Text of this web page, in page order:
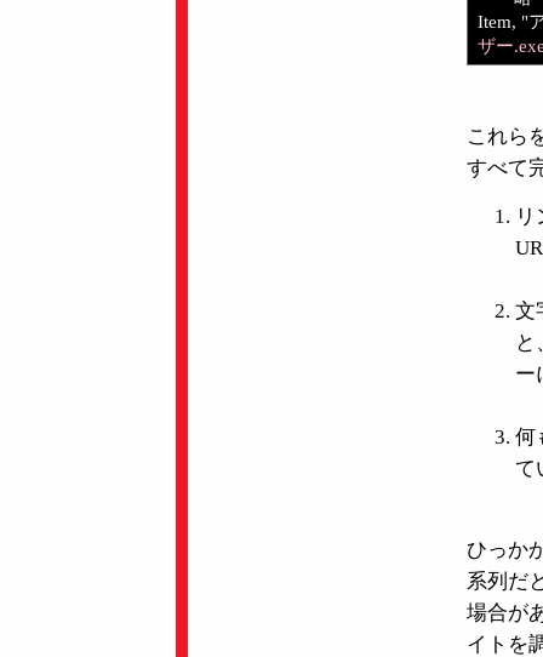
Item, "
ザー
これら
すべて
文
と
ー
何
て
ひっか
系列だ
場合が
イトを